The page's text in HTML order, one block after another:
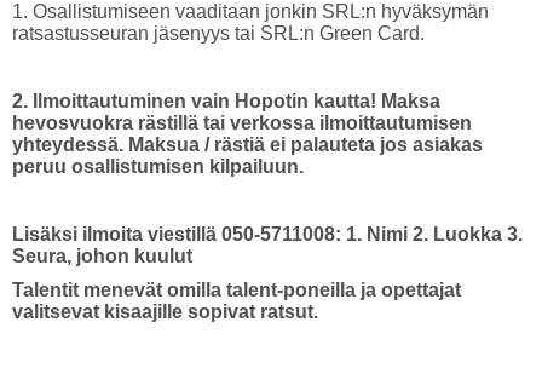
1. Osallistumiseen vaaditaan jonkin SRL:n hyväksymän
ratsastusseuran jäsenyys tai SRL:n Green Card.
2. Ilmoittautuminen vain Hopotin kautta! Maksa
hevosvuokra rästillä tai verkossa ilmoittautumisen
yhteydessä. Maksua / rästiä ei palauteta jos asiakas
peruu osallistumisen kilpailuun.
Lisäksi ilmoita viestillä 050-5711008: 1. Nimi 2. Luokka 3.
Seura, johon kuulut
Talentit menevät omilla talent-poneilla ja opettajat
valitsevat kisaajille sopivat ratsut.